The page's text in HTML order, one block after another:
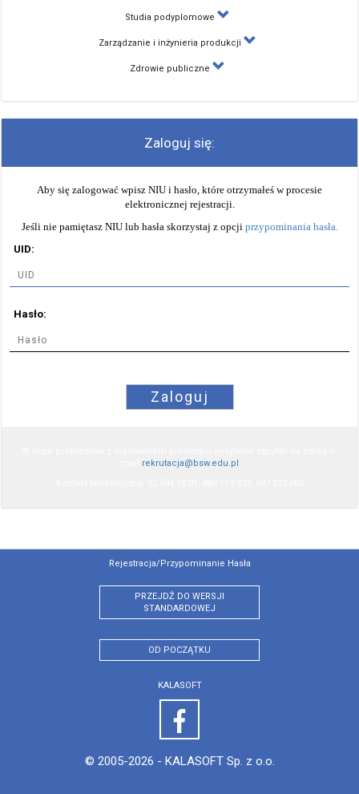
Studia podyplomowe
Zarządzanie i inżynieria produkcji
Zdrowie publiczne
Zaloguj się:
Aby się zalogować wpisz NIU i hasło, które otrzymałeś w procesie
elektronicznej rejestracji.
Jeśli nie pamiętasz NIU lub hasła skorzystaj z opcji przypominania hasła.
UID:
Hasło:
Zaloguj
rekrutacja@bsw.edu.pl
Rejestracja/przypominanie Hasła
PRZEJDŹ DO WERSJI
STANDARDOWEJ
OD POCZĄTKU
KALASOFT
© 2005-2026 - KALASOFT Sp. z o.o.